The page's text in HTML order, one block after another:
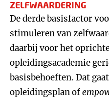
ZELFWAARDERING
De derde basisfactor
stimuleren van
daarbij voor het
opleidingsacademie
basisbehoeften. Dat
opleidingsplan of